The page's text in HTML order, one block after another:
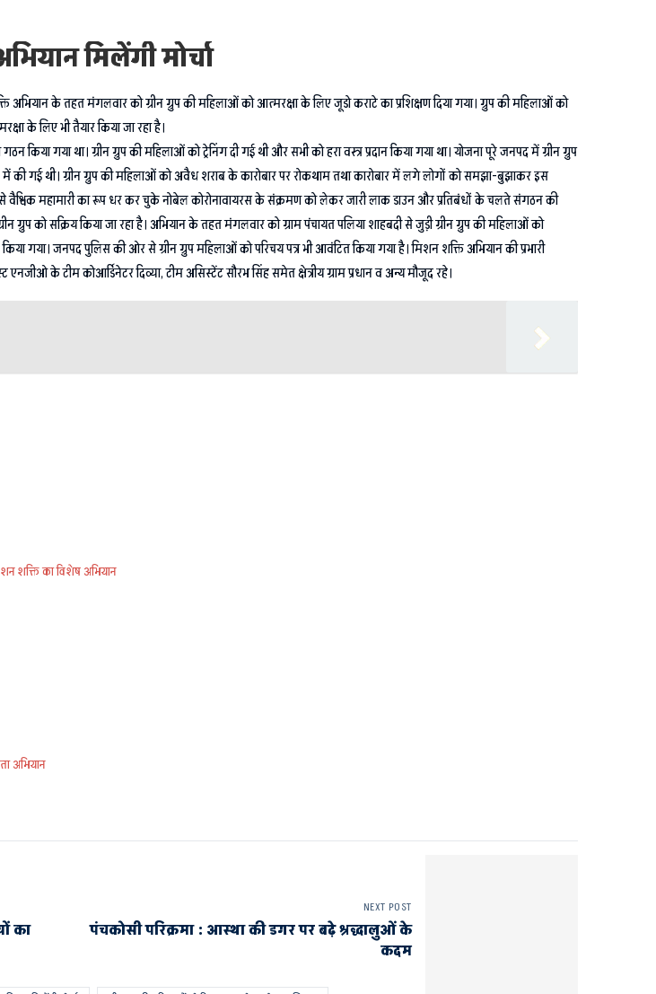
मिलेंगी मोर्चा
के तहत मंगलवार को ग्रीन ग्रुप की महिलाओं को आत्मरक्षा के लिए जूडो कराटे का प्रशिक्षण दिया गया। ग्रुप की महिलाओं को
के लिए भी तैयार किया जा रहा है।
गया था। ग्रीन ग्रुप की महिलाओं को ट्रेनिंग दी गई थी और सभी को हरा वस्त्र प्रदान किया गया था। योजना पूरे जनपद में ग्रीन ग्रुप
गई थी। ग्रीन ग्रुप की महिलाओं को अवैध शराब के कारोबार पर रोकथाम तथा कारोबार में लगे लोगों को समझा-बुझाकर इस
वैश्विक महामारी का रूप धर कर चुके नोबेल कोरोनावायरस के संक्रमण को लेकर जारी लाक डाउन और प्रतिबंधों के चलते संगठन की
को सक्रिय किया जा रहा है। अभियान के तहत मंगलवार को ग्राम पंचायत पलिया शाहबदी से जुड़ी ग्रीन ग्रुप की महिलाओं को
गया। जनपद पुलिस की ओर से ग्रीन ग्रुप महिलाओं को परिचय पत्र भी आवंटित किया गया है। मिशन शक्ति अभियान की प्रभारी
एनजीओ के टीम कोआर्डिनेटर दिव्या, टीम असिस्टेंट सौरभ सिंह समेत क्षेत्रीय ग्राम प्रधान व अन्य मौजूद रहे।
शक्ति का विशेष अभियान
अभियान
का
NEXT POST
पंचकोसी परिक्रमा : आस्था की डगर पर बढ़े श्रद्धालुओं के
कदम